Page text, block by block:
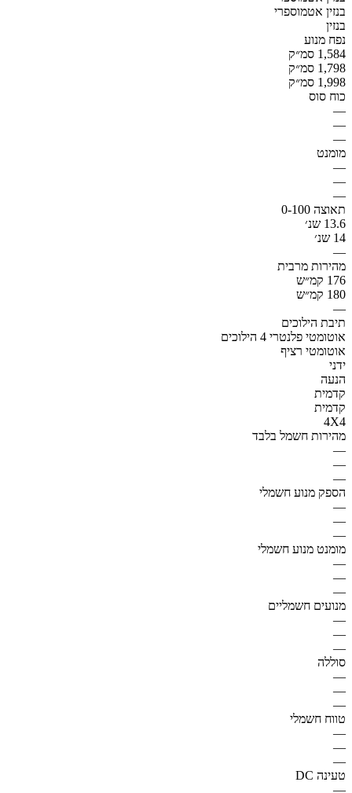
בנזין אטמוספרי
בנזין
נפח מנוע
1,584 סמ״ק
1,798 סמ״ק
1,998 סמ״ק
כוח סוס
—
—
—
מומנט
—
—
—
תאוצה 0-100
13.6 שנ׳
14 שנ׳
—
מהירות מרבית
176 קמ״ש
180 קמ״ש
—
תיבת הילוכים
אוטומטי פלנטרי 4 הילוכים
אוטומטי רציף
ידני
הנעה
קדמית
קדמית
4X4
מהירות חשמל בלבד
—
—
—
הספק מנוע חשמלי
—
—
—
מומנט מנוע חשמלי
—
—
—
מנועים חשמליים
—
—
—
סוללה
—
—
—
טווח חשמלי
—
—
—
טעינה DC
—